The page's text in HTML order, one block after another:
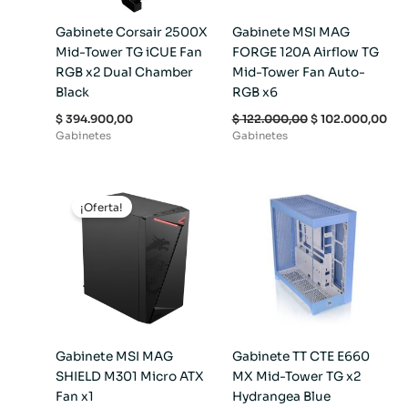
Gabinete Corsair 2500X
Mid-Tower TG iCUE Fan
RGB x2 Dual Chamber
Black
$394.900,00
Gabinetes
Gabinete MSI MAG
FORGE 120A Airflow TG
Mid-Tower Fan Auto-
RGB x6
$122.000,00 $102.000,00
Gabinetes
¡Oferta!
Gabinete MSI MAG
SHIELD M301 Micro ATX
Fan x1
precio
original
$ 87.000,00.
Gabinete TT CTE E660
MX Mid-Tower TG x2
Hydrangea Blue